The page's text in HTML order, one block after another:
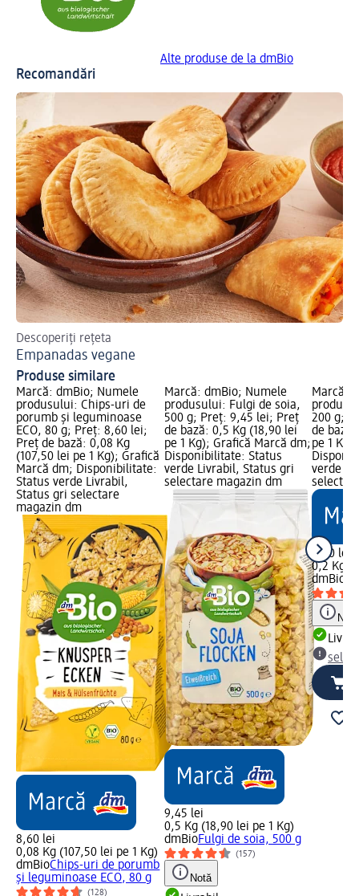
Alte produse de la dmBio
Recomandări
Descoperiți rețeta
Empanadas vegane
Produse similare
Marcă: dmBio; Numele
produsului: Chips-uri de
porumb și leguminoase
ECO, 80 g; Preț: 8,60 lei;
Preț de bază: 0,08 Kg
(107,50 lei pe 1 Kg); Grafică
Marcă dm; Disponibilitate:
Status verde Livrabil,
Status gri selectare
magazin dm
8,60 lei
0,08 Kg (107,50 lei pe 1 Kg)
dmBioChips-uri de porumb
și leguminoase ECO, 80 g
(128)
Marcă: dmBio; Numele
produsului: Fulgi de soia,
500 g; Preț: 9,45 lei; Preț
de bază: 0,5 Kg (18,90 lei
pe 1 Kg); Grafică Marcă dm;
Disponibilitate: Status
verde Livrabil, Status gri
selectare magazin dm
9,45 lei
0,5 Kg (18,90 lei pe 1 Kg)
dmBioFulgi de soia, 500 g
(157)
Notă
Marcă:
200 g;
de
pe 1
verde
8,00 lei
0,2 Kg
dmBio
Notă